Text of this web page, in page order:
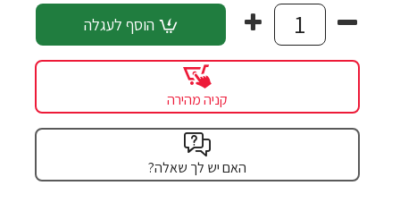
הוסף לעגלה
קניה מהירה
האם יש לך שאלה?